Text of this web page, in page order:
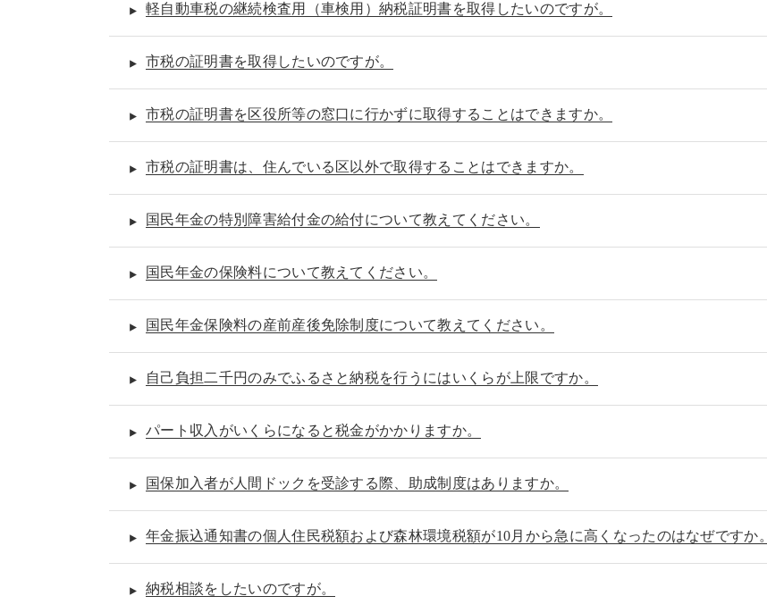
軽自動車税の継続検査用（車検用）納税証明書を取得したいのですが。
市税の証明書を取得したいのですが。
市税の証明書を区役所等の窓口に行かずに取得することはできますか。
市税の証明書は、住んでいる区以外で取得することはできますか。
国民年金の特別障害給付金の給付について教えてください。
国民年金の保険料について教えてください。
国民年金保険料の産前産後免除制度について教えてください。
自己負担二千円のみでふるさと納税を行うにはいくらが上限ですか。
パート収入がいくらになると税金がかかりますか。
国保加入者が人間ドックを受診する際、助成制度はありますか。
年金振込通知書の個人住民税額および森林環境税額が10月から急に高くなったのはなぜですか。
納税相談をしたいのですが。